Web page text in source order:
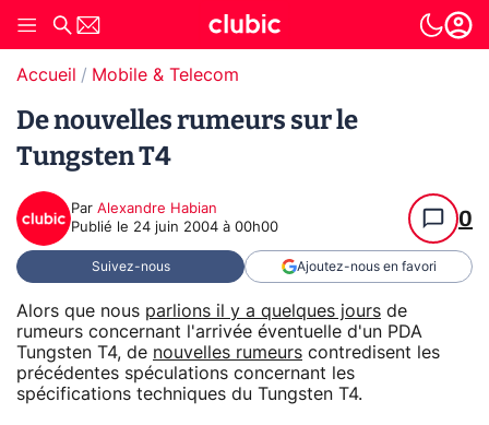
Accueil Mobile & Telecom
De nouvelles rumeurs sur le
Tungsten T4
Par Alexandre Habian
Publié le 24 juin 2004 à 00h00 0
Suivez-nous Ajoutez-nous en favori
Alors que nous parlions il y a quelques jours de
rumeurs concernant l'arrivée éventuelle d'un PDA
Tungsten T4, de nouvelles rumeurs contredisent les
précédentes spéculations concernant les
spécifications techniques du Tungsten T4.